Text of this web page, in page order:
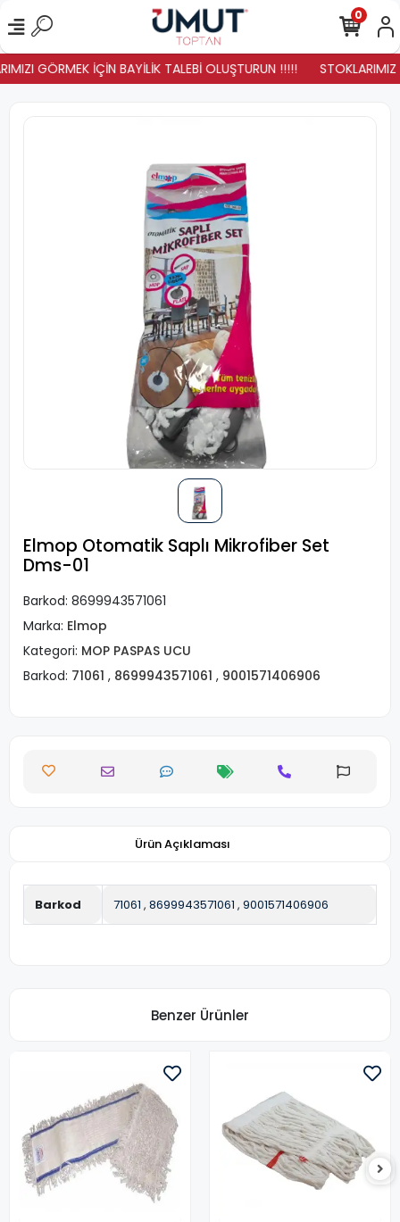
GÖRMEK İÇİN BAYİLİK TALEBİ OLUŞTURUN !!!!! STOKLARIMIZ
0
Elmop Otomatik Saplı Mikrofiber Set
Dms-01
Barkod: 8699943571061
Marka: Elmop
Kategori: MOP PASPAS UCU
Barkod: 71061 , 8699943571061 , 9001571406906
Ürün Açıklaması
Barkod 71061 , 8699943571061 , 9001571406906
Benzer Ürünler